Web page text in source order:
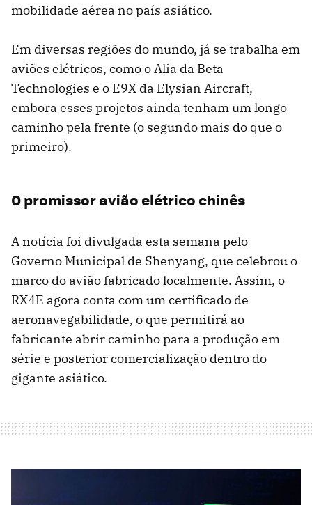
mobilidade aérea no país asiático.
Em diversas regiões do mundo, já se trabalha em
aviões elétricos, como o Alia da Beta
Technologies e o E9X da Elysian Aircraft,
embora esses projetos ainda tenham um longo
caminho pela frente (o segundo mais do que o
primeiro).
O promissor avião elétrico chinês
A notícia foi divulgada esta semana pelo
Governo Municipal de Shenyang, que celebrou o
marco do avião fabricado localmente. Assim, o
RX4E agora conta com um certificado de
aeronavegabilidade, o que permitirá ao
fabricante abrir caminho para a produção em
série e posterior comercialização dentro do
gigante asiático.